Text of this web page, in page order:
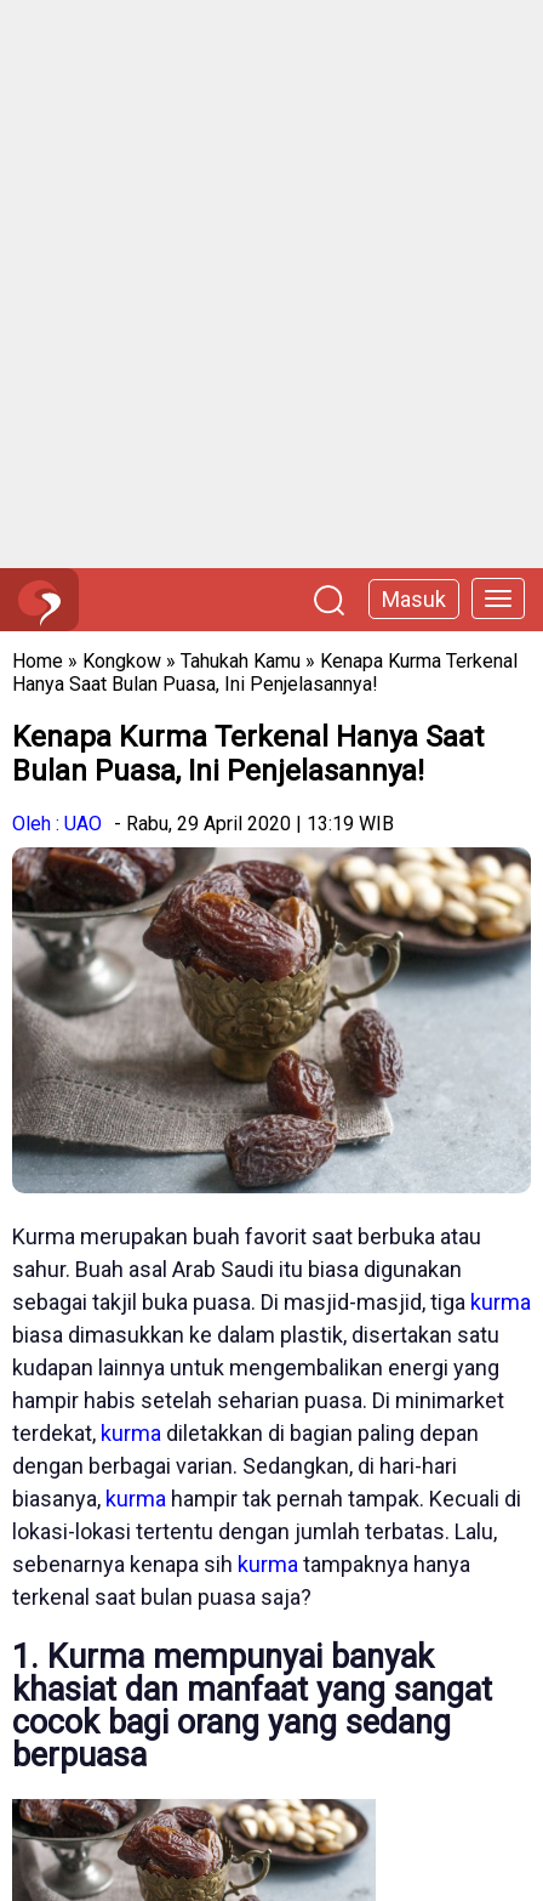
Masuk
Home » Kongkow » Tahukah Kamu » Kenapa Kurma Terkenal
Hanya Saat Bulan Puasa, Ini Penjelasannya!
Kenapa Kurma Terkenal Hanya Saat
Bulan Puasa, Ini Penjelasannya!
Oleh : UAO - Rabu, 29 April 2020 | 13:19 WIB
Kurma merupakan buah favorit saat berbuka atau
sahur. Buah asal Arab Saudi itu biasa digunakan
sebagai takjil buka puasa. Di masjid-masjid, tiga kurma
biasa dimasukkan ke dalam plastik, disertakan satu
kudapan lainnya untuk mengembalikan energi yang
hampir habis setelah seharian puasa. Di minimarket
terdekat, kurma diletakkan di bagian paling depan
dengan berbagai varian. Sedangkan, di hari-hari
biasanya, kurma hampir tak pernah tampak. Kecuali di
lokasi-lokasi tertentu dengan jumlah terbatas. Lalu,
sebenarnya kenapa sih kurma tampaknya hanya
terkenal saat bulan puasa saja?
1. Kurma mempunyai banyak
khasiat dan manfaat yang sangat
cocok bagi orang yang sedang
berpuasa